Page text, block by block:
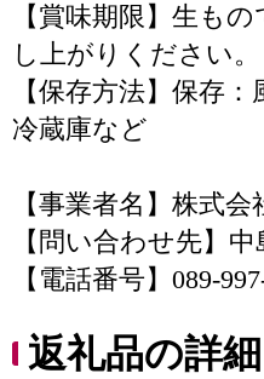
【賞味期限】生も
し上がりください。
【保存方法】保存
冷蔵庫など
【事業者名】株式
【問い合わせ先】
【電話番号】089-
返礼品の詳細